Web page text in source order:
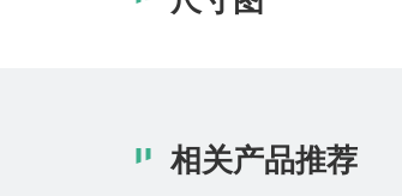
相关产品推荐